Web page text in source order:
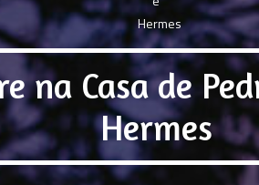
na Casa de
Hermes